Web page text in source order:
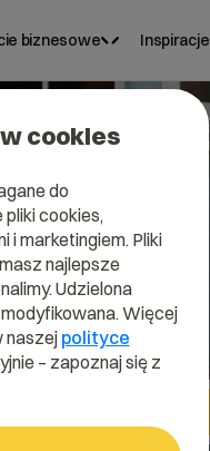
biznesowe Inspiracje
cookies
do
cookies,
i marketingiem. Pliki
najlepsze
Udzielona
Więcej
naszej polityce
– zapoznaj się z